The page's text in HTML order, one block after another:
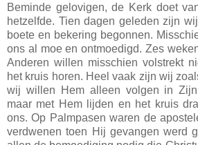
Beminde gelovigen, de Kerk doet
hetzelfde. Tien dagen geleden zijn
boete en bekering begonnen.
ons al moe en ontmoedigd. Zes
Anderen willen misschien volstrekt
het kruis horen. Heel vaak zijn wij
wij willen Hem alleen volgen in
maar met Hem lijden en het kruis
ons. Op Palmpasen waren de
verdwenen toen Hij gevangen werd